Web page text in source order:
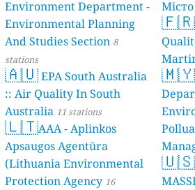
Environment Department -
Environmental Planning
And Studies Section 8
stations
🇦🇺EPA South Australia
:: Air Quality In South
Australia 11 stations
🇱🇹AAA - Aplinkos
Apsaugos Agentūra
(Lithuania Environmental
Protection Agency 16
🇫🇷
🇲🇾
stations
🇺🇸